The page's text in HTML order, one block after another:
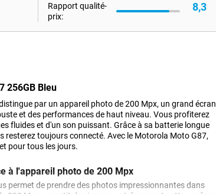
Rapport qualité-
prix:
8,3
256GB Bleu
par un appareil photo de 200 Mpx, un grand écran
et des performances de haut niveau. Vous profiterez
fluides et d'un son puissant. Grâce à sa batterie longue
resterez toujours connecté. Avec le Motorola Moto G87,
pour tous les jours.
à l'appareil photo de 200 Mpx
permet de prendre des photos impressionnantes dans